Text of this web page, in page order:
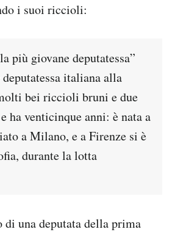
i suoi riccioli:
più giovane deputatessa”
italiana alla
bei riccioli bruni e due
ha venticinque anni: è nata a
a Milano, e a Firenze si è
durante la lotta
una deputata della prima